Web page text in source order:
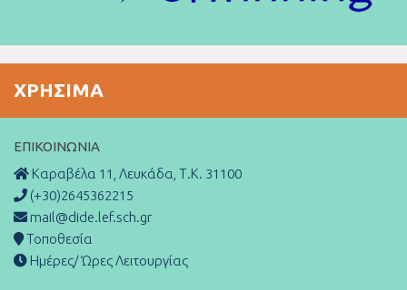
ΧΡΉΣΙΜΑ
ΕΠΙΚΟΙΝΩΝΊΑ
Καραβέλα 11, Λευκάδα, Τ.Κ. 31100
(+30)2645362215
mail@dide.lef.sch.gr
Τοποθεσία
Ημέρες/ Ώρες Λειτουργίας